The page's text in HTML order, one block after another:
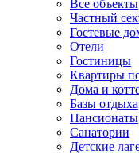
Все объекты
Частный
Гостевые
Отели
Гостиницы
Квартиры
Дома и
Базы отдыха
Пансионаты
Санатории
Детские